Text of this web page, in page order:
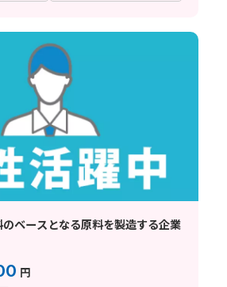
のベースとなる原料を製造する企業
円